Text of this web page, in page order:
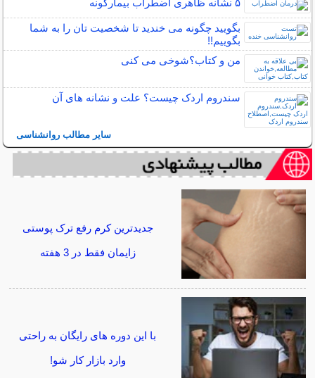
بگویید چگونه می خندید تا شخصیت تان را به شما
بگوییم!!
من و کتاب؟شوخی می کنی
سندروم اردک چیست؟ علت و نشانه های آن
سایر مطالب روانشناسی
جدیدترین کرم رفع ترک پوستی
زایمان فقط در 3 هفته
با این دوره های رایگان به راحتی
وارد بازار کار شو!